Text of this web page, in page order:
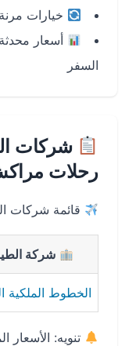
خيارات مرنة
أسعار محدثة
شركات
رحلات مراكش -
قائمة شركات
شركة الطيران
الخطوط الملكية
تنويه: الأسعار